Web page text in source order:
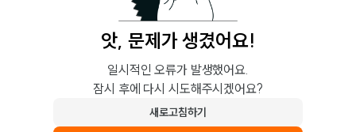
앗, 문제가 생겼어요!
일시적인 오류가 발생했어요.
잠시 후에 다시 시도해주시겠어요?
새로고침하기